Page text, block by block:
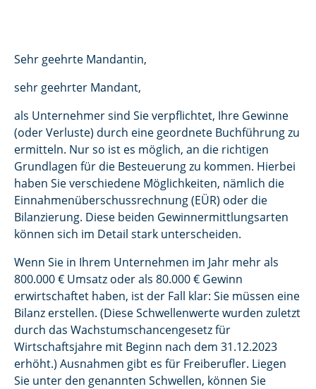
Sehr geehrte Mandantin,
sehr geehrter Mandant,
als Unternehmer sind Sie verpflichtet, Ihre Gewinne
(oder Verluste) durch eine geordnete Buchführung zu
ermitteln. Nur so ist es möglich, an die richtigen
Grundlagen für die Besteuerung zu kommen. Hierbei
haben Sie verschiedene Möglichkeiten, nämlich die
Einnahmenüberschussrechnung (EÜR) oder die
Bilanzierung. Diese beiden Gewinnermittlungsarten
können sich im Detail stark unterscheiden.
Wenn Sie in Ihrem Unternehmen im Jahr mehr als
800.000 € Umsatz oder als 80.000 € Gewinn
erwirtschaftet haben, ist der Fall klar: Sie müssen eine
Bilanz erstellen. (Diese Schwellenwerte wurden zuletzt
durch das Wachstumschancengesetz für
Wirtschaftsjahre mit Beginn nach dem 31.12.2023
erhöht.) Ausnahmen gibt es für Freiberufler. Liegen
Sie unter den genannten Schwellen, können Sie